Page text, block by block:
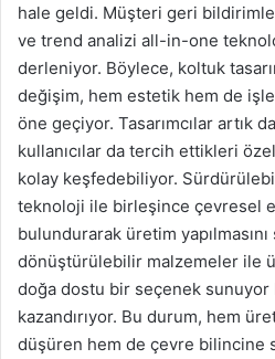
hale geldi. Müşteri geri
ve trend analizi all-in-one
derleniyor. Böylece, koltuk
değişim, hem estetik hem de
öne geçiyor. Tasarımcılar artık
kullanıcılar da tercih ettikleri
kolay keşfedebiliyor.
teknoloji ile birleşince çevresel
bulundurarak üretim
dönüştürülebilir malzemeler ile
doğa dostu bir seçenek sunuyor
kazandırıyor. Bu durum, hem
düşüren hem de çevre bilincine